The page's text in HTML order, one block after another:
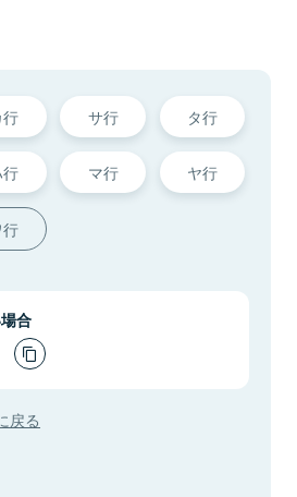
サ行 タ行
マ行 ヤ行
行
合
戻る